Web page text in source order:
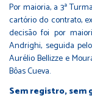
Por maioria, a 3ª
cartório do contrato,
decisão foi por
Andrighi, seguida
Aurélio Bellizze e
Bôas Cueva.
Sem registro, sem